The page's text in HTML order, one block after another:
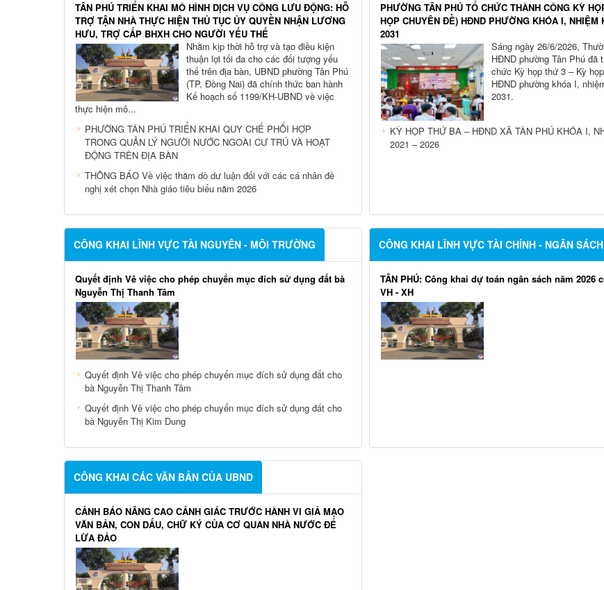
TÂN PHÚ TRIỂN KHAI MÔ HÌNH DỊCH VỤ CÔNG LƯU ĐỘNG: HỖ
TRỢ TẬN NHÀ THỰC HIỆN THỦ TỤC ỦY QUYỀN NHẬN LƯƠNG
HƯU, TRỢ CẤP BHXH CHO NGƯỜI YẾU THẾ
Nhằm kịp thời hỗ trợ và tạo điều kiện
thuận lợi tối đa cho các đối tượng yếu
thế trên địa bàn, UBND phường Tân Phú
(TP. Đồng Nai) đã chính thức ban hành
Kế hoạch số 1199/KH-UBND về việc
thực hiện mô...
PHƯỜNG TÂN PHÚ TRIỂN KHAI QUY CHẾ PHỐI HỢP
TRONG QUẢN LÝ NGƯỜI NƯỚC NGOÀI CƯ TRÚ VÀ HOẠT
ĐỘNG TRÊN ĐỊA BÀN
THÔNG BÁO Về việc thăm dò dư luận đối với các cá nhân đề
nghị xét chọn Nhà giáo tiêu biểu năm 2026
PHƯỜNG TÂN PHÚ TỔ CHỨC THÀNH CÔNG KỲ
HỌP CHUYÊN ĐỀ) HĐND PHƯỜNG KHÓA I, NHIỆM
2031
Sáng ngày 26/6/2026,
HĐND phường Tân Phú đã
chức Kỳ họp thứ 3 – Kỳ
HĐND phường khóa I,
2031.
KỲ HỌP THỨ BA – HĐND XÃ TÂN PHÚ KHÓA I,
2021 – 2026
CÔNG KHAI LĨNH VỰC TÀI NGUYÊN - MÔI TRƯỜNG
Quyết định Vê việc cho phép chuyển mục đích sử dụng đất bà
Nguyễn Thị Thanh Tâm
Quyết định Vê việc cho phép chuyển mục đích sử dụng đất cho
bà Nguyễn Thị Thanh Tâm
Quyết định Vê việc cho phép chuyển mục đích sử dụng đất cho
bà Nguyễn Thị Kim Dung
CÔNG KHAI LĨNH VỰC TÀI CHÍNH - NGÂN SÁCH
TÂN PHÚ: Công khai dự toán ngân sách năm 2026
VH - XH
CÔNG KHAI CÁC VĂN BẢN CỦA UBND
CẢNH BÁO NÂNG CAO CẢNH GIÁC TRƯỚC HÀNH VI GIẢ MẠO
VĂN BẢN, CON DẤU, CHỮ KÝ CỦA CƠ QUAN NHÀ NƯỚC ĐỂ
LỪA ĐẢO